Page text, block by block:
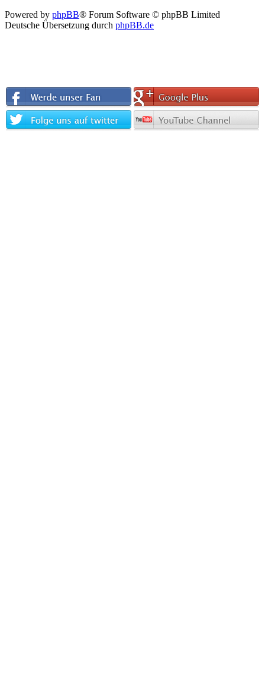
Powered by phpBB® Forum Software © phpBB Limited
Deutsche Übersetzung durch phpBB.de